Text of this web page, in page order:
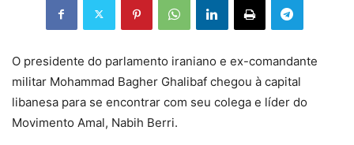
O presidente do parlamento iraniano e ex-comandante
militar Mohammad Bagher Ghalibaf chegou à capital
libanesa para se encontrar com seu colega e líder do
Movimento Amal, Nabih Berri.